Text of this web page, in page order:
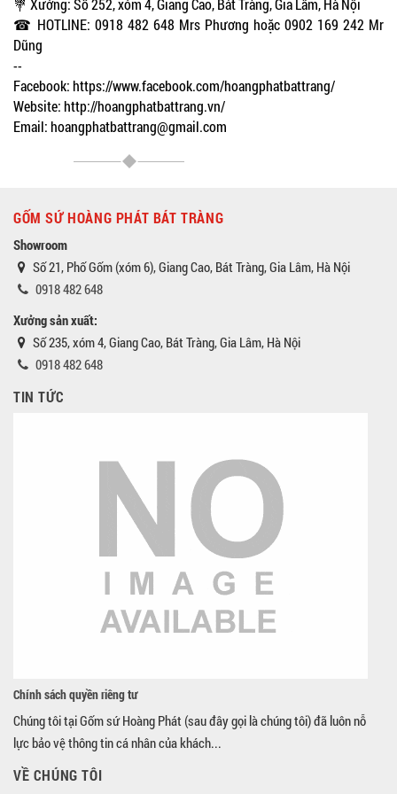
💐 Xưởng: Số 252, xóm 4, Giang Cao, Bát Tràng, Gia Lâm, Hà Nội
☎ HOTLINE: 0918 482 648 Mrs Phương hoặc 0902 169 242 Mr
Dũng
--
Facebook: https://www.facebook.com/hoangphatbattrang/
Website: http://hoangphatbattrang.vn/
Email: hoangphatbattrang@gmail.com
GỐM SỨ HOÀNG PHÁT BÁT TRÀNG
Showroom
Số 21, Phố Gốm (xóm 6), Giang Cao, Bát Tràng, Gia Lâm, Hà Nội
0918 482 648
Xưởng sản xuất:
Số 235, xóm 4, Giang Cao, Bát Tràng, Gia Lâm, Hà Nội
0918 482 648
TIN TỨC
Chính sách quyền riêng tư
Chúng tôi tại Gốm sứ Hoàng Phát (sau đây gọi là chúng tôi) đã luôn nỗ
lực bảo vệ thông tin cá nhân của khách...
VỀ CHÚNG TÔI